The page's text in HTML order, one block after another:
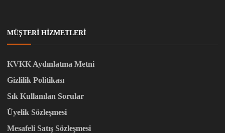
MÜŞTERI HIZMETLERI
KVKK Aydınlatma Metni
Gizlilik Politikası
Sık Kullanılan Sorular
Üyelik Sözleşmesi
Mesafeli Satış Sözleşmesi